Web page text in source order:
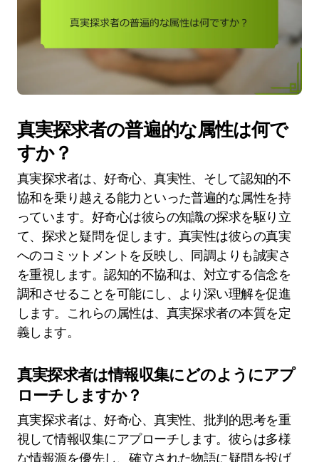
真実探求者の普遍的な属性は何で
すか？
真実探求者は、好奇心、真実性、そして認知的不
協和を乗り越える能力といった普遍的な属性を持
っています。好奇心は彼らの知識の探求を駆り立
て、探求と疑問を促します。真実性は彼らの真実
へのコミットメントを反映し、同調よりも誠実さ
を重視します。認知的不協和は、対立する信念を
調和させることを可能にし、より深い理解を促進
します。これらの属性は、真実探求者の本質を定
義します。
真実探求者は情報収集にどのようにアプ
ローチしますか？
真実探求者は、好奇心、真実性、批判的思考を重
視して情報収集にアプローチします。彼らは多様
な情報源を優先し、確立された物語に疑問を投げ